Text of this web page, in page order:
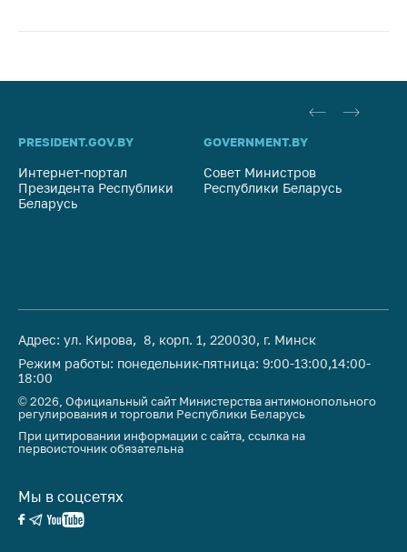
PRESIDENT.GOV.BY
Интернет-портал
Президента Республики
Беларусь
GOVERNMENT.BY
Совет Министров
Республики Беларусь
Адрес: ул. Кирова, 8, корп. 1, 220030, г. Минск
Режим работы: понедельник-пятница: 9:00-13:00,14:00-
18:00
© 2026, Официальный сайт Министерства антимонопольного
регулирования и торговли Республики Беларусь
При цитировании информации с сайта, ссылка на
первоисточник обязательна
Мы в соцсетях